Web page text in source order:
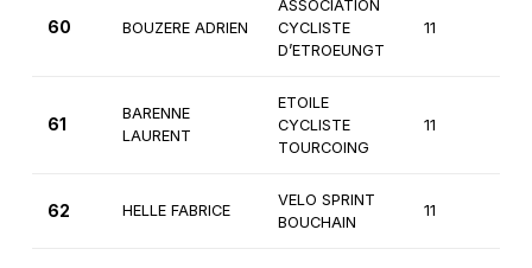
60 BOUZERE ADRIEN
ASSOCIATION
CYCLISTE
D’ETROEUNGT
11
61
BARENNE
LAURENT
ETOILE
CYCLISTE
TOURCOING
11
62 HELLE FABRICE
VELO SPRINT
BOUCHAIN
11